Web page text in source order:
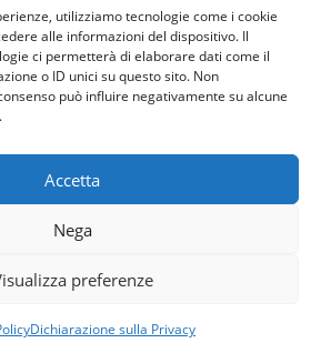
utilizziamo tecnologie come i cookie
alle informazioni del dispositivo. Il
ci permetterà di elaborare dati come il
o ID unici su questo sito. Non
può influire negativamente su alcune
Accetta
Nega
preferenze
Dichiarazione sulla Privacy